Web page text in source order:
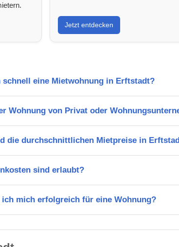
Jetzt entdecken
schnell eine Mietwohnung in Erftstadt?
Wohnung von Privat oder
die durchschnittlichen Mietpreise in
sind erlaubt?
ich mich erfolgreich für eine Wohnung?